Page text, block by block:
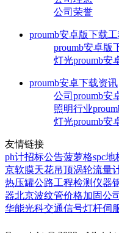
公司荣誉
proumb安卓版下载
proumb安卓版
灯光proumb安
proumb安卓下载资讯
公司proumb安
照明行业
灯光proumb安
友情链接
ph计招标公告菠萝格spc地
京软膜天花吊顶涡轮流量
热压罐公路工程检测仪器
器北京波纹管价格加固公司
华能光科交通信号灯杆伺